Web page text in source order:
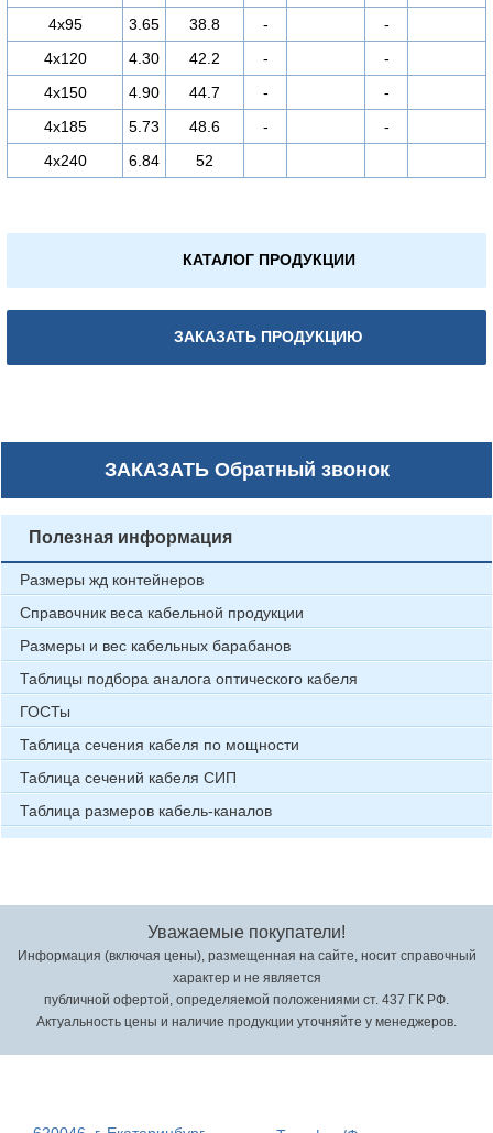
4х95
3.65 38.8 -
-
4х120
4.30 42.2 -
-
4х150
4.90 44.7 -
-
4х185
5.73 48.6 -
-
4х240
6.84 52
КАТАЛОГ ПРОДУКЦИИ
ЗАКАЗАТЬ ПРОДУКЦИЮ
ЗАКАЗАТЬОбратный звонок
Полезная информация
Размеры жд контейнеров
Справочник веса кабельной продукции
Размеры и вес кабельных барабанов
Таблицы подбора аналога оптического кабеля
ГОСТы
Таблица сечения кабеля по мощности
Таблица сечений кабеля СИП
Таблица размеров кабель-каналов
Уважаемые покупатели!
Информация (включая цены), размещенная на сайте, носит справочный
характер и не является
публичной офертой, определяемой положениями ст. 437 ГК РФ.
Актуальность цены и наличие продукции уточняйте у менеджеров.